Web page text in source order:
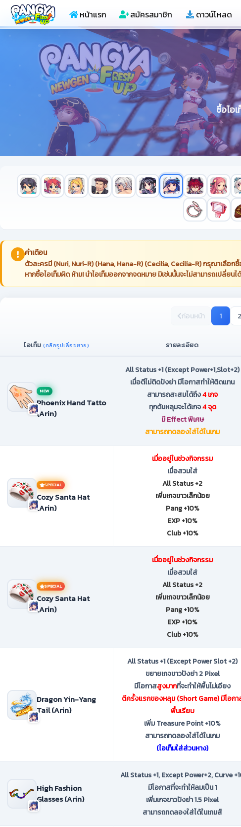
หน้าแรก สมัครสมาชิก ดาวน์โหลด
ซื้อไอ
คำเตือน
ตัวละครมี (Nuri, Nuri-R) (Hana, Hana-R) (Cecilia, Cecilia-R) กรุณาเลือก
หากซื้อไอเท็มผิด ห้าม! นำไอเท็มออกจากจดหมาย มิเช่นนั้นจะไม่สามารถเปลี่ยนไ
ก่อนหน้า 1 2
ไอเท็ม (คลิกรูปเพื่อขยาย) รายละเอียด
NEW
Phoenix Hand Tatto
(Arin)
All Status +1 (Except Power+1,Slot+2)
เมื่อตีไม่ติดปังย่า มีโอกาสทำให้ติดแทน
สามารถสะสมได้ถึง4 เกจ
ทุกต้นหลุมจะได้เกจ4 จุด
มี Effect พิเศษ
สามารถทดลองใส่ได้ในเกม
SPECIAL
Cozy Santa Hat
(Arin)
เมื่ออยู่ในช่วงกิจกรรม
เมื่อสวมใส่
All Status +2
เพิ่มเกจขาวเล็กน้อย
Pang +10%
EXP +10%
Club +10%
SPECIAL
Cozy Santa Hat
(Arin)
เมื่ออยู่ในช่วงกิจกรรม
เมื่อสวมใส่
All Status +2
เพิ่มเกจขาวเล็กน้อย
Pang +10%
EXP +10%
Club +10%
Dragon Yin-Yang
Tail (Arin)
All Status +1 (Except Power Slot +2)
ขยายเกจขาวปังย่า 2 Pixel
มีโอกาสสูงมากที่จะทำให้พื้นไม่เอียง
ตีครั้งแรกของหลุม (Short Game) มีโอกา
พื้นเรียบ
เพิ่ม Treasure Point +10%
สามารถทดลองใส่ได้ในเกม
(ไอเท็มใส่ส่วนหาง)
High Fashion
Glasses (Arin)
All Status +1, Except Power+2, Curve
มีโอกาสที่จะทำให้ลมเป็น 1
เพิ่มเกจขาวปังย่า 1.5 Pixel
สามารถทดลองใส่ได้ในเกมส์